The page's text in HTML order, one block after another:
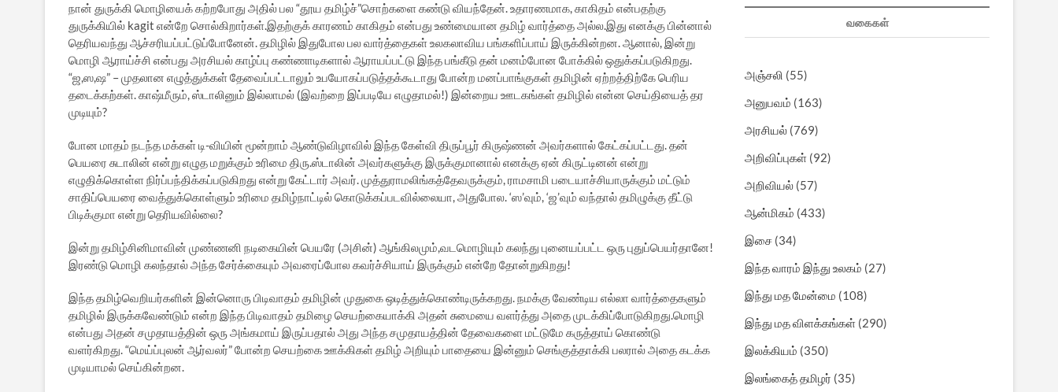
நான் துருக்கி மொழியைக் கற்றபோது அதில் பல “தூய தமிழ்ச்”சொற்களை கண்டு வியந்தேன். உதாரணமாக, காகிதம் என்பதற்கு
துருக்கியில் kagit என்றே சொல்கிறார்கள்.இதற்குக் காரணம் காகிதம் என்பது உண்மையான தமிழ் வார்த்தை அல்ல.இது எனக்கு பின்னால்
தெரியவந்து ஆச்சரியப்பட்டுப்போனேன். தமிழில் இதுபோல பல வார்த்தைகள் உலகலாவிய பங்களிப்பாய் இருக்கின்றன. ஆனால், இன்று
மொழி ஆராய்ச்சி என்பது அரசியல் காழ்ப்பு கண்ணாடிகளால் ஆராயப்பட்டு இந்த பங்கீடு தன் மனம்போன போக்கில் ஒதுக்கப்படுகிறது.
“ஜ,ஸ,ஷ” – முதலான எழுத்துக்கள் தேவைப்பட்டாலும் உபயோகப்படுத்தக்கூடாது போன்ற மனப்பாங்குகள் தமிழின் ஏற்றத்திற்கே பெரிய
தடைக்கற்கள். காஷ்மீரும், ஸ்டாலினும் இல்லாமல் (இவற்றை இப்படியே எழுதாமல்!) இன்றைய ஊடகங்கள் தமிழில் என்ன செய்தியைத் தர
முடியும்?
போன மாதம் நடந்த மக்கள் டி-வியின் மூன்றாம் ஆண்டுவிழாவில் இந்த கேள்வி திருப்பூர் கிருஷ்ணன் அவர்களால் கேட்கப்பட்டது. தன்
பெயரை சுடாலின் என்று எழுத மறுக்கும் உரிமை திரு.ஸ்டாலின் அவர்களுக்கு இருக்குமானால் எனக்கு ஏன் கிருட்டினன் என்று
எழுதிக்கொள்ள நிர்ப்பந்திக்கப்படுகிறது என்று கேட்டார் அவர். முத்துராமலிங்கத்தேவருக்கும், ராமசாமி படையாச்சியாருக்கும் மட்டும்
சாதிப்பெயரை வைத்துக்கொள்ளும் உரிமை தமிழ்நாட்டில் கொடுக்கப்படவில்லையா, அதுபோல. ‘ஸ’வும், ‘ஜ’வும் வந்தால் தமிழுக்கு தீட்டு
பிடிக்குமா என்று தெரியவில்லை?
இன்று தமிழ்சினிமாவின் முண்ணனி நடிகையின் பெயரே (அசின்) ஆங்கிலமும்,வடமொழியும் கலந்து புனையப்பட்ட ஒரு புதுப்பெயர்தானே!
இரண்டு மொழி கலந்தால் அந்த சேர்க்கையும் அவரைப்போல கவர்ச்சியாய் இருக்கும் என்றே தோன்றுகிறது!
இந்த தமிழ்வெறியர்களின் இன்னொரு பிடிவாதம் தமிழின் முதுகை ஒடித்துக்கொண்டிருக்கறது. நமக்கு வேண்டிய எல்லா வார்த்தைகளும்
தமிழில் இருக்கவேண்டும் என்ற இந்த பிடிவாதம் தமிழை செயற்கையாக்கி அதன் சுமையை வளர்த்து அதை முடக்கிப்போடுகிறது.மொழி
என்பது அதன் சமுதாயத்தின் ஒரு அங்கமாய் இருப்பதால் அது அந்த சமுதாயத்தின் தேவைகளை மட்டுமே கருத்தாய் கொண்டு
வளர்கிறது. “மெய்ப்புலன் ஆர்வலர்” போன்ற செயற்கை ஊக்கிகள் தமிழ் அறியும் பாதையை இன்னும் செங்குத்தாக்கி பலரால் அதை கடக்க
முடியாமல் செய்கின்றன.
வகைகள்
அஞ்சலி (55)
அனுபவம் (163)
அரசியல் (769)
அறிவிப்புகள் (92)
அறிவியல் (57)
ஆன்மிகம் (433)
இசை (34)
இந்த வாரம் இந்து உலகம் (27)
இந்து மத மேன்மை (108)
இந்து மத விளக்கங்கள் (290)
இலக்கியம் (350)
இலங்கைத் தமிழர் (35)